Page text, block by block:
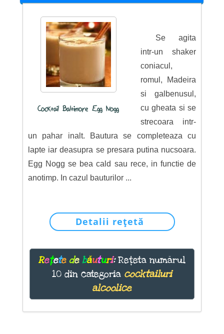
Cocktail Baltimore Egg Nogg
Se agita
intr-un shaker
coniacul,
romul, Madeira
si galbenusul,
cu gheata si se
strecoara intr-
un pahar inalt. Bautura se completeaza cu
lapte iar deasupra se presara putina nucsoara.
Egg Nogg se bea cald sau rece, in functie de
anotimp. In cazul bauturilor ...
Detalii rețetă
Rețete de băuturi:Rețeta numărul
10 din categoria cocktailuri
alcoolice